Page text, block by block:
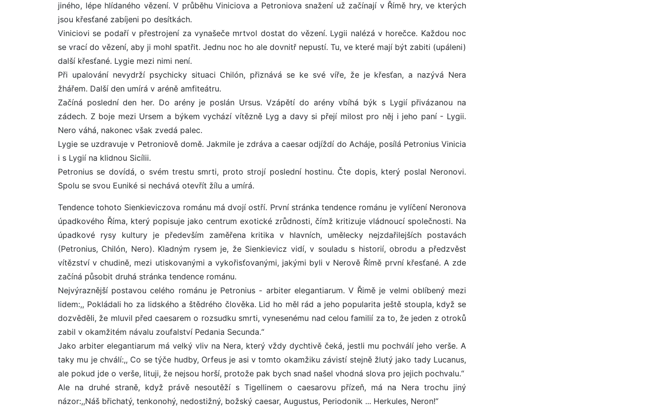
jiného, lépe hlídaného vězení. V průběhu Viniciova a Petroniova snažení už začínají v Římě hry, ve kterých
jsou křesťané zabíjeni po desítkách.
Viniciovi se podaří v přestrojení za vynašeče mrtvol dostat do vězení. Lygii nalézá v horečce. Každou noc
se vrací do vězení, aby ji mohl spatřit. Jednu noc ho ale dovnitř nepustí. Tu, ve které mají být zabiti (upáleni)
další křesťané. Lygie mezi nimi není.
Při upalování nevydrží psychicky situaci Chilón, přiznává se ke své víře, že je křesťan, a nazývá Nera
žhářem. Další den umírá v aréně amfiteátru.
Začíná poslední den her. Do arény je poslán Ursus. Vzápětí do arény vbíhá býk s Lygií přivázanou na
zádech. Z boje mezi Ursem a býkem vychází vítězně Lyg a davy si přejí milost pro něj i jeho paní - Lygii.
Nero váhá, nakonec však zvedá palec.
Lygie se uzdravuje v Petroniově domě. Jakmile je zdráva a caesar odjíždí do Acháje, posílá Petronius Vinicia
i s Lygií na klidnou Sicílii.
Petronius se dovídá, o svém trestu smrti, proto strojí poslední hostinu. Čte dopis, který poslal Neronovi.
Spolu se svou Euniké si nechává otevřít žílu a umírá.
Tendence tohoto Sienkieviczova románu má dvojí ostří. První stránka tendence románu je vylíčení Neronova
úpadkového Říma, který popisuje jako centrum exotické zrůdnosti, čímž kritizuje vládnoucí společnosti. Na
úpadkové rysy kultury je především zaměřena kritika v hlavních, umělecky nejzdařilejších postavách
(Petronius, Chilón, Nero). Kladným rysem je, že Sienkievicz vidí, v souladu s historií, obrodu a předzvěst
vítězství v chudině, mezi utiskovanými a vykořisťovanými, jakými byli v Nerově Římě první křesťané. A zde
začíná působit druhá stránka tendence románu.
Nejvýraznější postavou celého románu je Petronius - arbiter elegantiarum. V Řimě je velmi oblíbený mezi
lidem:,, Pokládali ho za lidského a štědrého člověka. Lid ho měl rád a jeho popularita ještě stoupla, když se
dozvěděli, že mluvil před caesarem o rozsudku smrti, vynesenému nad celou familií za to, že jeden z otroků
zabil v okamžitém návalu zoufalství Pedania Secunda.“
Jako arbiter elegantiarum má velký vliv na Nera, který vždy dychtivě čeká, jestli mu pochválí jeho verše. A
taky mu je chválí:,, Co se týče hudby, Orfeus je asi v tomto okamžiku závistí stejně žlutý jako tady Lucanus,
ale pokud jde o verše, lituji, že nejsou horší, protože pak bych snad našel vhodná slova pro jejich pochvalu.“
Ale na druhé straně, když právě nesoutěží s Tigellinem o caesarovu přízeň, má na Nera trochu jiný
názor:,,Náš břichatý, tenkonohý, nedostižný, božský caesar, Augustus, Periodonik ... Herkules, Neron!“